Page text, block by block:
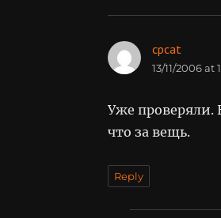
cpcat
13/11/2006 at
Уже проверяли.
что за вещь.
Reply